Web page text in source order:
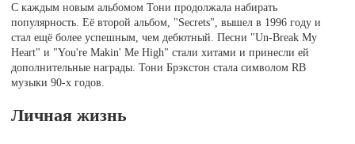
С каждым новым альбомом Тони продолжала набирать
популярность. Её второй альбом, "Secrets", вышел в 1996 году и
стал ещё более успешным, чем дебютный. Песни "Un-Break My
Heart" и "You're Makin' Me High" стали хитами и принесли ей
дополнительные награды. Тони Брэкстон стала символом RB
музыки 90-х годов.
Личная жизнь